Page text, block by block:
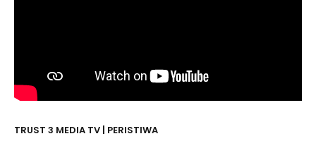
TRUST 3 MEDIA TV | PERISTIWA